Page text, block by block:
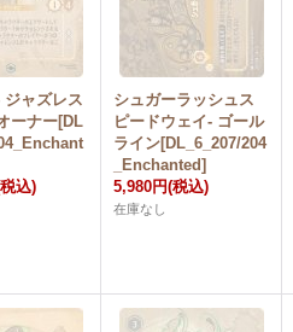
ジャズレス
ーナー[DL
込)
シュガーラッシュス
ピードウェイ- ゴール
ライン[DL_6_207/204
_Enchanted]
5,980円(税込)
在庫なし